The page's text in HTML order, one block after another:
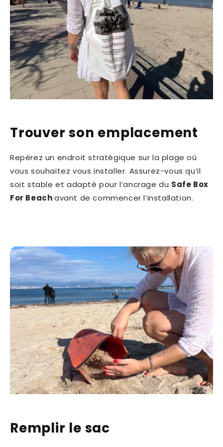
Trouver son emplacement
Repérez un endroit stratégique sur la plage où
vous souhaitez vous installer. Assurez-vous qu’il
soit stable et adapté pour l’ancrage du Safe Box
For Beachavant de commencer l’installation.
Remplir le sac